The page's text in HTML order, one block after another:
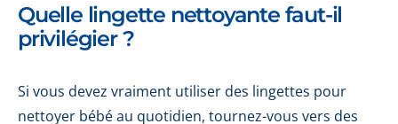
Quelle lingette nettoyante faut-il
privilégier ?
Si vous devez vraiment utiliser des lingettes pour
nettoyer bébé au quotidien, tournez-vous vers des